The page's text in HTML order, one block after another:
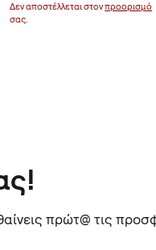
Δεν αποστέλλεται στονπροορισμό
σας.
πρώτ@ τις